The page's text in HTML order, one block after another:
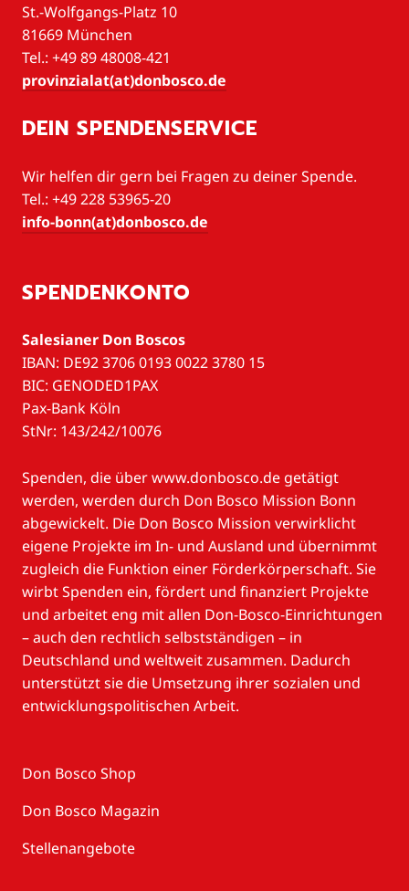
St.-Wolfgangs-Platz 10
81669 München
Tel.: +49 89 48008-421
provinzialat(at)donbosco.de
DEIN SPENDENSERVICE
Wir helfen dir gern bei Fragen zu deiner Spende.
Tel.: +49 228 53965-20
info-bonn(at)donbosco.de
SPENDENKONTO
Salesianer Don Boscos
IBAN: DE92 3706 0193 0022 3780 15
BIC: GENODED1PAX
Pax-Bank Köln
StNr: 143/242/10076
Spenden, die über www.donbosco.de getätigt
werden, werden durch Don Bosco Mission Bonn
abgewickelt. Die Don Bosco Mission verwirklicht
eigene Projekte im In- und Ausland und übernimmt
zugleich die Funktion einer Förderkörperschaft. Sie
wirbt Spenden ein, fördert und finanziert Projekte
und arbeitet eng mit allen Don-Bosco-Einrichtungen
– auch den rechtlich selbstständigen – in
Deutschland und weltweit zusammen. Dadurch
unterstützt sie die Umsetzung ihrer sozialen und
entwicklungspolitischen Arbeit.
Don Bosco Shop
Don Bosco Magazin
Stellenangebote